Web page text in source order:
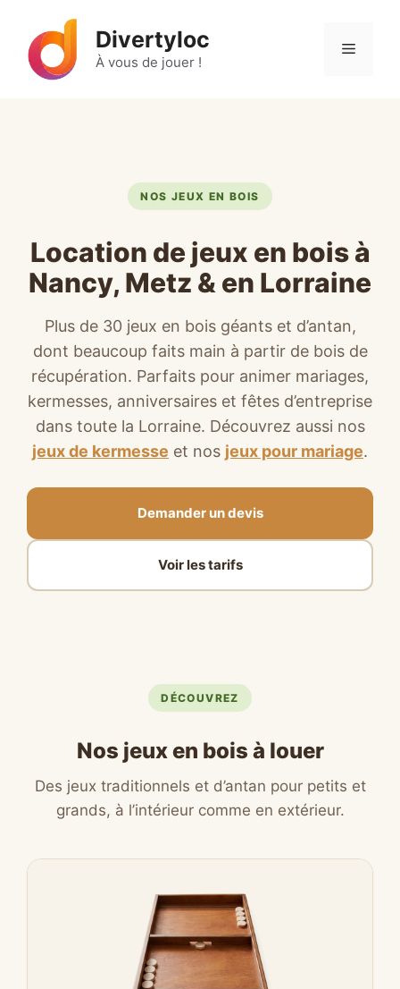
contenu
Divertyloc
À vous de jouer !
Menu
NOS JEUX EN BOIS
Location de jeux en bois à
Nancy, Metz & en Lorraine
Plus de 30 jeux en bois géants et d’antan,
dont beaucoup faits main à partir de bois de
récupération. Parfaits pour animer mariages,
kermesses, anniversaires et fêtes d’entreprise
dans toute la Lorraine. Découvrez aussi nos
jeux de kermesse et nos jeux pour mariage.
Demander un devis
Voir les tarifs
DÉCOUVREZ
Nos jeux en bois à louer
Des jeux traditionnels et d’antan pour petits et
grands, à l’intérieur comme en extérieur.